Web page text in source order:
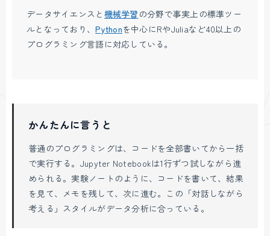
データサイエンスと 機械学習 の分野で事実上の標準ツー
ルとなっており、Pythonを中心にRやJuliaなど40以上の
プログラミング言語に対応している。
かんたんに言うと
普通のプログラミングは、コードを全部書いてから一括
で実行する。Jupyter Notebookは1行ずつ試しながら進
められる。実験ノートのように、コードを書いて、結果
を見て、メモを残して、次に進む。この「対話しながら
考える」スタイルがデータ分析に合っている。